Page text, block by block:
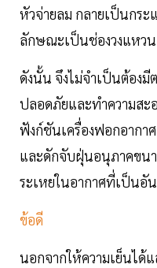
หัวจ่ายลม กลายเป็นกร
ลักษณะเป็นช่องวงแหวน
ดังนั้น จึงไม่จำเป็นต้องมี
ปลอดภัยและทำความสะ
ฟังก์ชันเครื่องฟอกอากา
และดักจับฝุ่นอนุภาคขน
ระเหยในอากาศที่เป็นอัน
ข้อดี
นอกจากให้ความเย็นได้